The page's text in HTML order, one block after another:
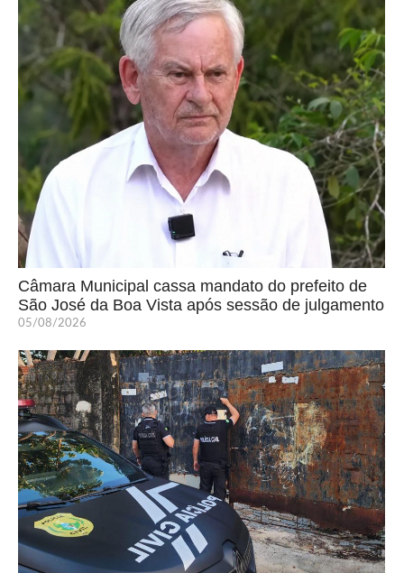
Câmara Municipal cassa mandato do prefeito de
São José da Boa Vista após sessão de julgamento
05/08/2026